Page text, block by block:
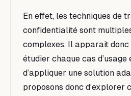
En effet, les techniques de
confidentialité sont
complexes. Il apparait
étudier chaque cas d’usage
d’appliquer une solution
proposons donc d’explorer